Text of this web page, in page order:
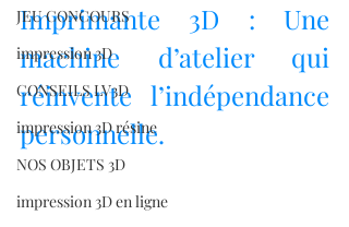
JEU CONCOURS
impression 3D
CONSEILS LV3D
impression 3D résine
NOS OBJETS 3D
impression 3D en ligne
Imprimante 3D : Une
machine d’atelier qui
réinvente l’indépendance
personnelle.